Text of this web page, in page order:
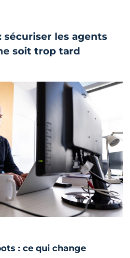
les agents
soit trop tard
: ce qui change